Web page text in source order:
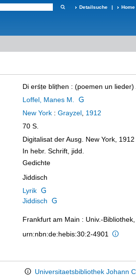
Detailsuche | Home
Di erśṭe bliṭhen : (poemen un lieder)
Loffel, Manes M.
New York : Grayzel 1912
70 S.
Digitalisat der Ausg. New York, 1912
In hebr. Schrift, jidd.
Gedichte
Jiddisch
Lyrik
Jiddisch
Frankfurt am Main : Univ.-
urn:nbn:de:hebis:30:2-4901
Universitaetsbibliothek Johann